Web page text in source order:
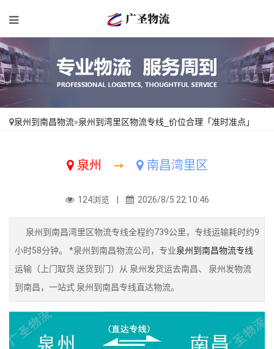
泉州到南昌物流»泉州到湾里区物流专线_价位合理「准时准点」
泉州 ➙ 南昌湾里区
124浏览 | 2026/8/5 22:10:46
泉州到南昌湾里区物流专线全程约739公里，专线运输耗时约9
小时58分钟。 *泉州到南昌物流公司，专业泉州到南昌物流专线
运输（上门取货 送货到门）从 泉州发货运去南昌、 泉州发物流
到南昌，一站式 泉州到南昌专线直达物流。